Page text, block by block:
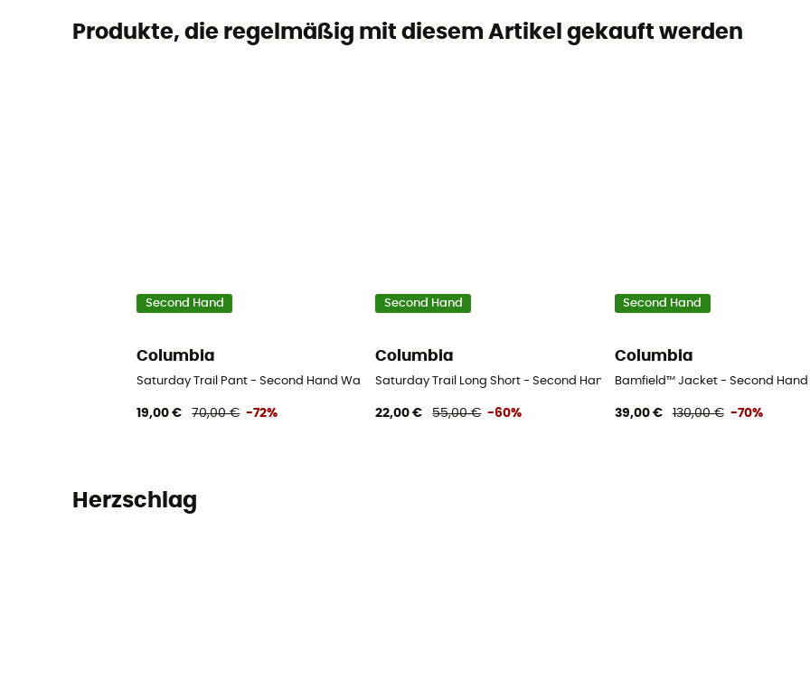
Produkte, die regelmäßig mit diesem Artikel gekauft werden
Second Hand
Columbia
Saturday Trail Pant - Second Hand Wanderhose - Herren - Beige - US 6 - Regular
19,00 € 70,00 € -72%
Second Hand
Columbia
Saturday Trail Long Short - Second Hand Shorts - Damen - Blau - US 4 -
22,00 € 55,00 € -60%
Second Hand
Columbia
Bamfield™ Jacket - Second Hand
39,00 € 130,00 € -70%
Herzschlag